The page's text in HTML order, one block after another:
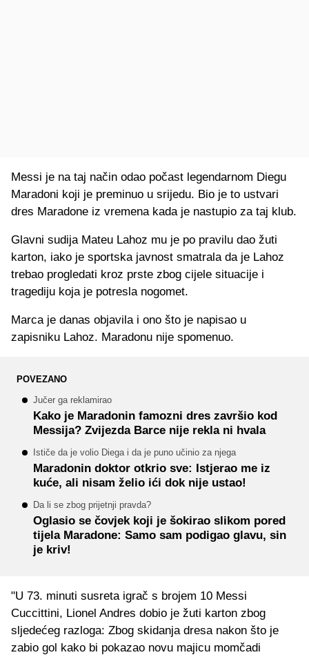
Messi je na taj način odao počast legendarnom Diegu
Maradoni koji je preminuo u srijedu. Bio je to ustvari
dres Maradone iz vremena kada je nastupio za taj klub.
Glavni sudija Mateu Lahoz mu je po pravilu dao žuti
karton, iako je sportska javnost smatrala da je Lahoz
trebao progledati kroz prste zbog cijele situacije i
tragediju koja je potresla nogomet.
Marca je danas objavila i ono što je napisao u
zapisniku Lahoz. Maradonu nije spomenuo.
POVEZANO
Jučer ga reklamirao
Kako je Maradonin famozni dres završio kod
Messija? Zvijezda Barce nije rekla ni hvala
Ističe da je volio Diega i da je puno učinio za njega
Maradonin doktor otkrio sve: Istjerao me iz
kuće, ali nisam želio ići dok nije ustao!
Da li se zbog prijetnji pravda?
Oglasio se čovjek koji je šokirao slikom pored
tijela Maradone: Samo sam podigao glavu, sin
je kriv!
"U 73. minuti susreta igrač s brojem 10 Messi
Cuccittini, Lionel Andres dobio je žuti karton zbog
sljedećeg razloga: Zbog skidanja dresa nakon što je
zabio gol kako bi pokazao novu majicu momčadi